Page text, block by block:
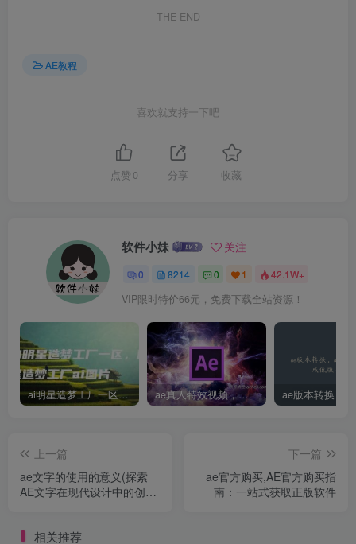
THE END
AE教程
喜欢就支持一下吧
点赞 0 分享 收藏
软件小妹 关注
0 8214 0 1 42.1W+
VIP限时特价66元，免费下载全站资源！
ai明星造梦工厂一区，明星造梦工厂ai图片 ae真人特效视频，大学生第一次做ppt怎么做
上一篇
ae文字的使用的意义(探索
AE文字在现代设计中的创新
下一篇
ae官方购买,AE官方购买指
南：一站式获取正版软件
相关推荐